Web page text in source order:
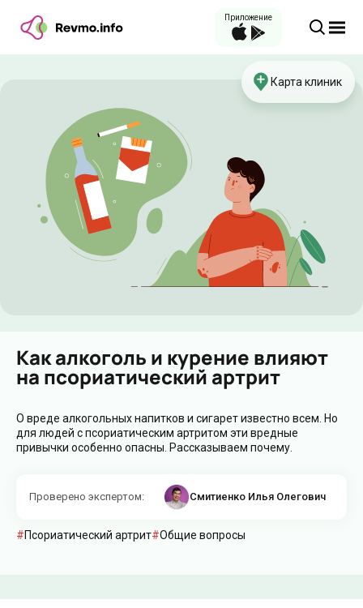
Приложение
Карта клиник
Как алкоголь и курение влияют
на псориатический артрит
О вреде алкогольных напитков и сигарет известно всем. Но
для людей с псориатическим артритом эти вредные
привычки особенно опасны. Рассказываем почему.
Проверено экспертом: Смитиенко Илья Олегович
Псориатический артрит Общие вопросы